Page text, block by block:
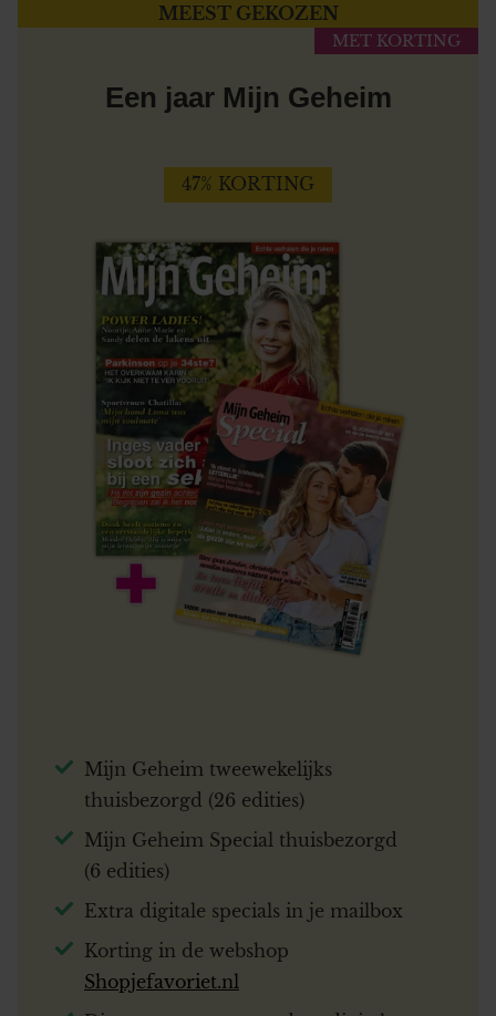
MET KORTING
MEEST GEKOZEN
Een jaar Mijn Geheim
47% KORTING
Mijn Geheim tweewekelijks
thuisbezorgd (26 edities)
Mijn Geheim Special thuisbezorgd
(6 edities)
Extra digitale specials in je mailbox
Korting in de webshop
Shopjefavoriet.nl